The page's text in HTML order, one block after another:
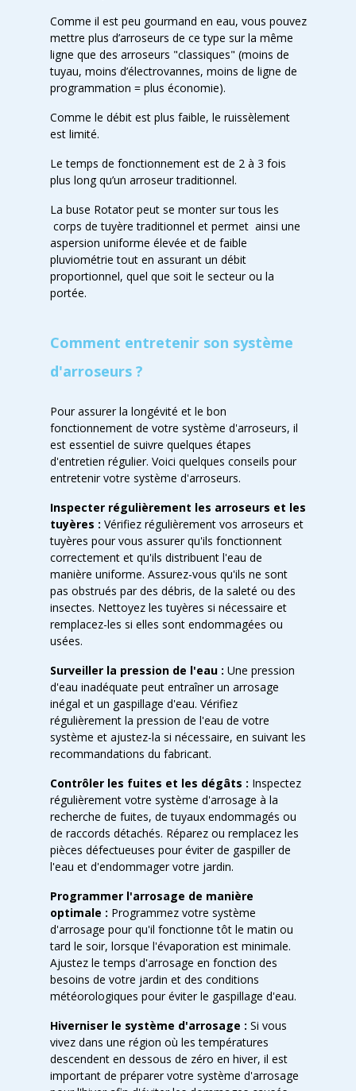
Comme il est peu gourmand en eau, vous pouvez
mettre plus d’arroseurs de ce type sur la même
ligne que des arroseurs "classiques" (moins de
tuyau, moins d’électrovannes, moins de ligne de
programmation = plus économie).
Comme le débit est plus faible, le ruissèlement
est limité.
Le temps de fonctionnement est de 2 à 3 fois
plus long qu’un arroseur traditionnel.
La buse Rotator peut se monter sur tous les
corps de tuyère traditionnel et permet ainsi une
aspersion uniforme élevée et de faible
pluviométrie tout en assurant un débit
proportionnel, quel que soit le secteur ou la
portée.
Comment entretenir son système
d'arroseurs ?
Pour assurer la longévité et le bon
fonctionnement de votre système d'arroseurs, il
est essentiel de suivre quelques étapes
d'entretien régulier. Voici quelques conseils pour
entretenir votre système d'arroseurs.
Inspecter régulièrement les arroseurs et les
tuyères : Vérifiez régulièrement vos arroseurs et
tuyères pour vous assurer qu'ils fonctionnent
correctement et qu'ils distribuent l'eau de
manière uniforme. Assurez-vous qu'ils ne sont
pas obstrués par des débris, de la saleté ou des
insectes. Nettoyez les tuyères si nécessaire et
remplacez-les si elles sont endommagées ou
usées.
Surveiller la pression de l'eau : Une pression
d'eau inadéquate peut entraîner un arrosage
inégal et un gaspillage d'eau. Vérifiez
régulièrement la pression de l'eau de votre
système et ajustez-la si nécessaire, en suivant les
recommandations du fabricant.
Contrôler les fuites et les dégâts : Inspectez
régulièrement votre système d'arrosage à la
recherche de fuites, de tuyaux endommagés ou
de raccords détachés. Réparez ou remplacez les
pièces défectueuses pour éviter de gaspiller de
l'eau et d'endommager votre jardin.
Programmer l'arrosage de manière
optimale : Programmez votre système
d'arrosage pour qu'il fonctionne tôt le matin ou
tard le soir, lorsque l'évaporation est minimale.
Ajustez le temps d'arrosage en fonction des
besoins de votre jardin et des conditions
météorologiques pour éviter le gaspillage d'eau.
Hiverniser le système d'arrosage : Si vous
vivez dans une région où les températures
descendent en dessous de zéro en hiver, il est
important de préparer votre système d'arrosage